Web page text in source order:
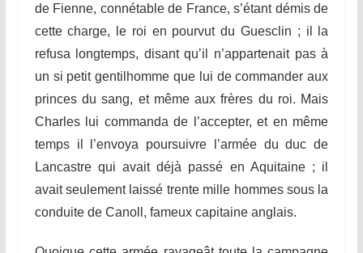
de Fienne, connétable de France, s’étant démis de
cette charge, le roi en pourvut du Guesclin ; il la
refusa longtemps, disant qu’il n’appartenait pas à
un si petit gentilhomme que lui decommander aux
princes du sang, et même aux frères du roi. Mais
Charles l ui commanda de l’accepter, et en même
temps il l’envoya poursuivre l’armée du duc de
Lancastre qui avait déjà passé en Aquitaine ; il
avait seulement laissé trente mille hommes sous la
conduitede Canoll , fameux capitaine anglais.